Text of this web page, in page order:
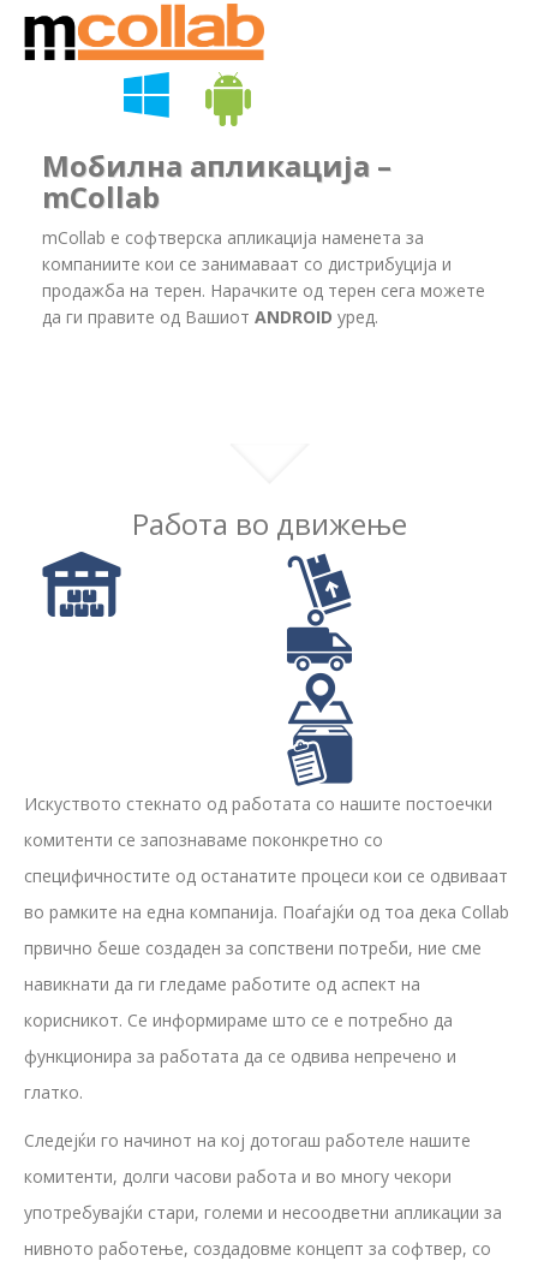
Мобилна апликација –
mCollab
mCollab е софтверска апликација наменета за
компаниите кои се занимаваат со дистрибуција и
продажба на терен. Нарачките од терен сега можете
да ги правите од Вашиот ANDROID уред.
Работа во движење
Искуството стекнато од работата со нашите постоечки
комитенти се запознаваме поконкретно со
специфичностите од останатите процеси кои се одвиваат
во рамките на една компанија. Поаѓајќи од тоа дека Collab
првично беше создаден за сопствени потреби, ние сме
навикнати да ги гледаме работите од аспект на
корисникот. Се информираме што се е потребно да
функционира за работата да се одвива непречено и
глатко.
Следејќи го начинот на кој дотогаш работеле нашите
комитенти, долги часови работа и во многу чекори
употребувајќи стари, големи и несоодветни апликации за
нивното работење, создадовме концепт за софтвер, со